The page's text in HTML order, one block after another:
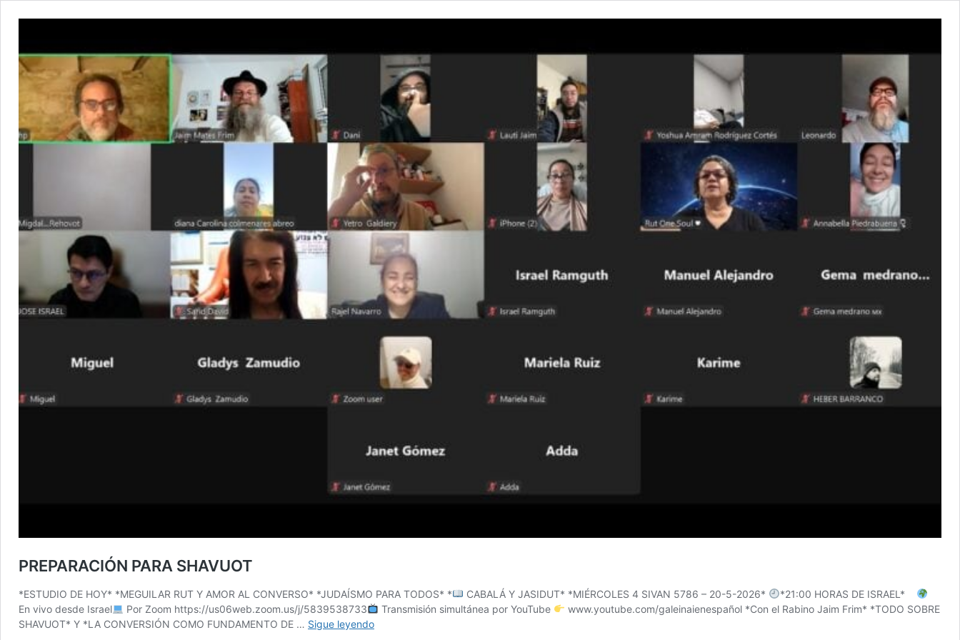
PREPARACIÓN PARA SHAVUOT
*ESTUDIO DE HOY* *MEGUILAR RUT Y AMOR AL CONVERSO* *JUDAÍSMO PARA TODOS* * CABALÁ Y JASIDUT* *MIÉRCOLES 4 SIVAN 5786 – 20-5-2026*
*21:00 HORAS DE ISRAEL*
En vivo desde Israel
Por Zoom https://us06web.zoom.us/j/5839538733 Transmisión simultánea por YouTube
www.youtube.com/galeinaienespañol *Con el Rabino Jaim Frim* *TODO SOBRE
SHAVUOT* Y *LA CONVERSIÓN COMO FUNDAMENTO DE … Sigue leyendoPREPARACIÓN